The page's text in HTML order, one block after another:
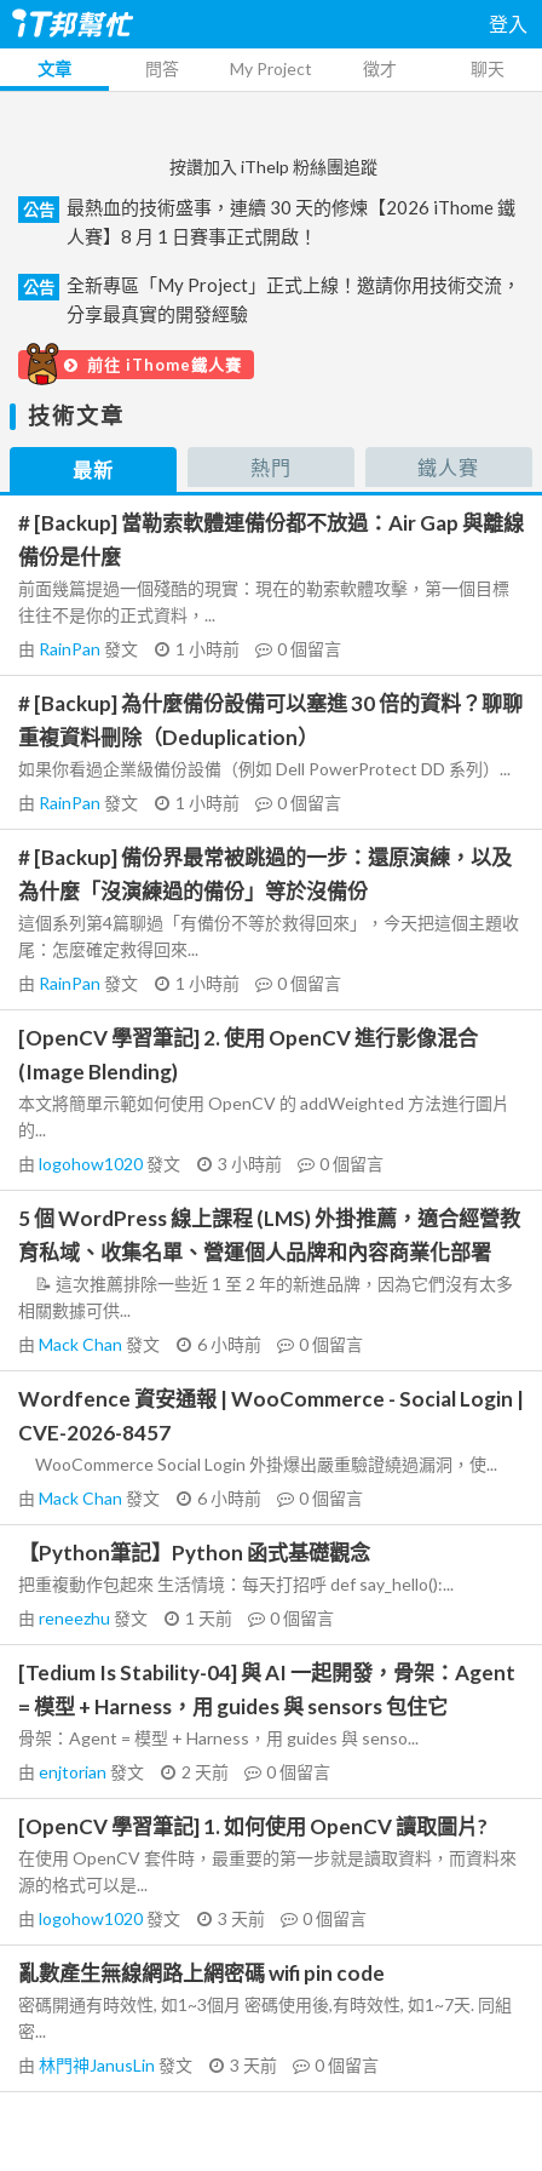
登入
文章 問答 My Project 徵才 聊天
按讚加入 iThelp 粉絲團追蹤
公告
最熱血的技術盛事，連續 30 天的修煉【2026 iThome 鐵
人賽】8 月 1 日賽事正式開啟！
公告
全新專區「My Project」正式上線！邀請你用技術交流，
分享最真實的開發經驗
前往 iThome鐵人賽
技術文章
最新 熱門 鐵人賽
# [Backup] 當勒索軟體連備份都不放過：Air Gap 與離線
備份是什麼
前面幾篇提過一個殘酷的現實：現在的勒索軟體攻擊，第一個目標
往往不是你的正式資料，...
由 RainPan 發文 1 小時前 0個留言
# [Backup] 為什麼備份設備可以塞進 30 倍的資料？聊聊
重複資料刪除（Deduplication）
如果你看過企業級備份設備（例如 Dell PowerProtect DD 系列）...
由 RainPan 發文 1 小時前 0個留言
# [Backup] 備份界最常被跳過的一步：還原演練，以及
為什麼「沒演練過的備份」等於沒備份
這個系列第4篇聊過「有備份不等於救得回來」，今天把這個主題收
尾：怎麼確定救得回來...
由 RainPan 發文 1 小時前 0個留言
[OpenCV 學習筆記] 2. 使用 OpenCV 進行影像混合
(Image Blending)
本文將簡單示範如何使用 OpenCV 的 addWeighted 方法進行圖片
的...
由 logohow1020發文 3 小時前 0個留言
5 個 WordPress 線上課程 (LMS) 外掛推薦，適合經營教
育私域、收集名單、營運個人品牌和內容商業化部署
📝 這次推薦排除一些近 1 至 2 年的新進品牌，因為它們沒有太多
相關數據可供...
由 Mack Chan 發文 6 小時前 0個留言
Wordfence 資安通報 | WooCommerce - Social Login |
CVE-2026-8457
WooCommerce Social Login 外掛爆出嚴重驗證繞過漏洞，使...
由 Mack Chan 發文 6 小時前 0個留言
【Python筆記】Python 函式基礎觀念
把重複動作包起來 生活情境：每天打招呼 def say_hello():...
由 reneezhu 發文 1 天前 0個留言
[Tedium Is Stability-04] 與 AI 一起開發，骨架：Agent
= 模型 + Harness，用 guides 與 sensors 包住它
骨架：Agent = 模型 + Harness，用 guides 與 senso...
由 enjtorian 發文 2 天前 0個留言
[OpenCV 學習筆記] 1. 如何使用 OpenCV 讀取圖片?
在使用 OpenCV 套件時，最重要的第一步就是讀取資料，而資料來
源的格式可以是...
由 logohow1020發文 3 天前 0個留言
亂數產生無線網路上網密碼 wifi pin code
密碼開通有時效性, 如1~3個月 密碼使用後,有時效性, 如1~7天. 同組
密...
由 林門神JanusLin 發文 3 天前 0個留言